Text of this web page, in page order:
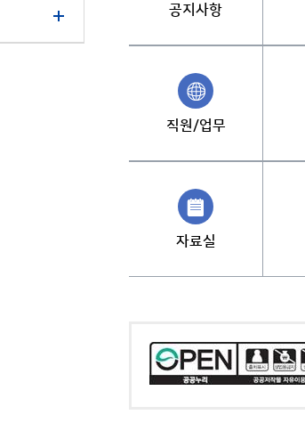
공지사항
직원/업무
자료실